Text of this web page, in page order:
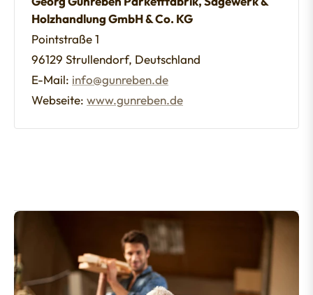
Holzhandlung GmbH & Co. KG
Pointstraße 1
96129 Strullendorf, Deutschland
E-Mail: info@gunreben.de
Webseite: www.gunreben.de